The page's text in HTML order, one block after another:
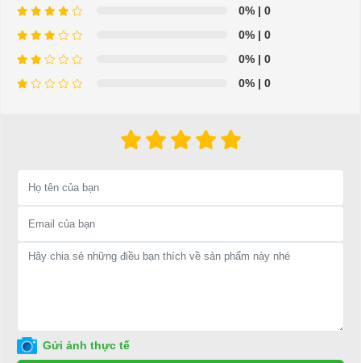
Để được tư vấn thêm về cách sử dụng xe ô tô điện để tăng tuổi thọ
cho xe hoặc có vấn đề gì cần được hỗ trợ, quý khách vui lòng liên
hệ:
LIÊN HỆ CÔNG TY:
Công ty TNHH TM DV XNK
Địa chỉ: 845 Quốc Lộ 13, Phường Hiệp Bình Phước, Thành phố
Điện thoại: 08 68 100 260 ( Châu ) - 093 211 3677 ( Phú )
E-mail:phuhuynhkd@gmail.com
Website:xediendulich.com
0% | 0
0% | 0
0% | 0
0% | 0
Gửi ảnh thực tế